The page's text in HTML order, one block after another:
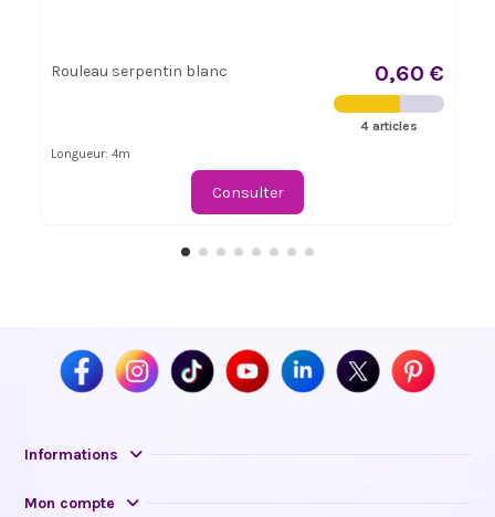
Rouleau serpentin blanc 0,60 €
4 articles
Longueur: 4m
Consulter
Informations
Mon compte